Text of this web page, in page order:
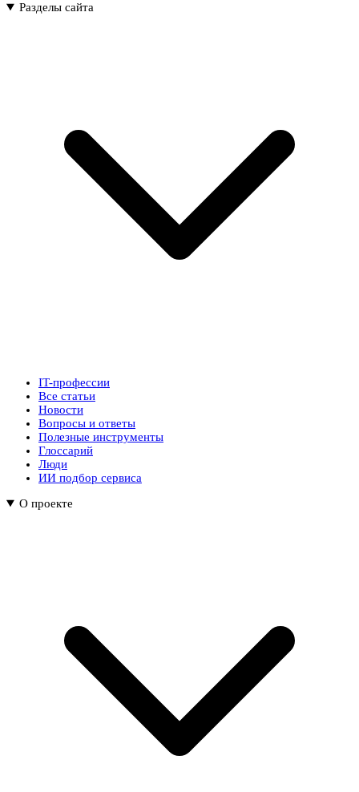
Разделы сайта
IT-профессии
Все статьи
Новости
Вопросы и ответы
Полезные инструменты
Глоссарий
Люди
ИИ подбор сервиса
О проекте